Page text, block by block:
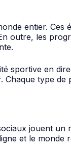
entier. Ces
outre, les
sportive en
Chaque type de
jouent
et le monde